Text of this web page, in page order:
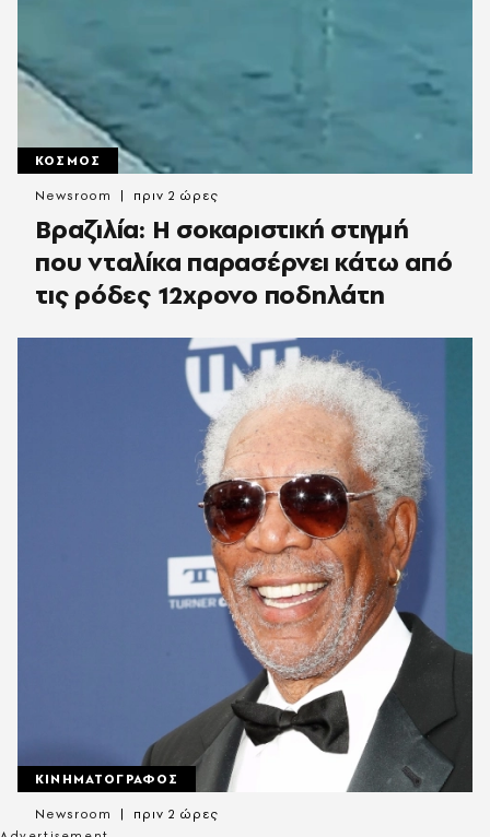
ΚΟΣΜΟΣ
Βραζιλία: Η σοκαριστική στιγμή
που νταλίκα παρασέρνει κάτω από
τις ρόδες 12χρονο ποδηλάτη
Newsroom πριν 2 ώρες
ΚΙΝΗΜΑΤΟΓΡΑΦΟΣ
Newsroom πριν 2 ώρες